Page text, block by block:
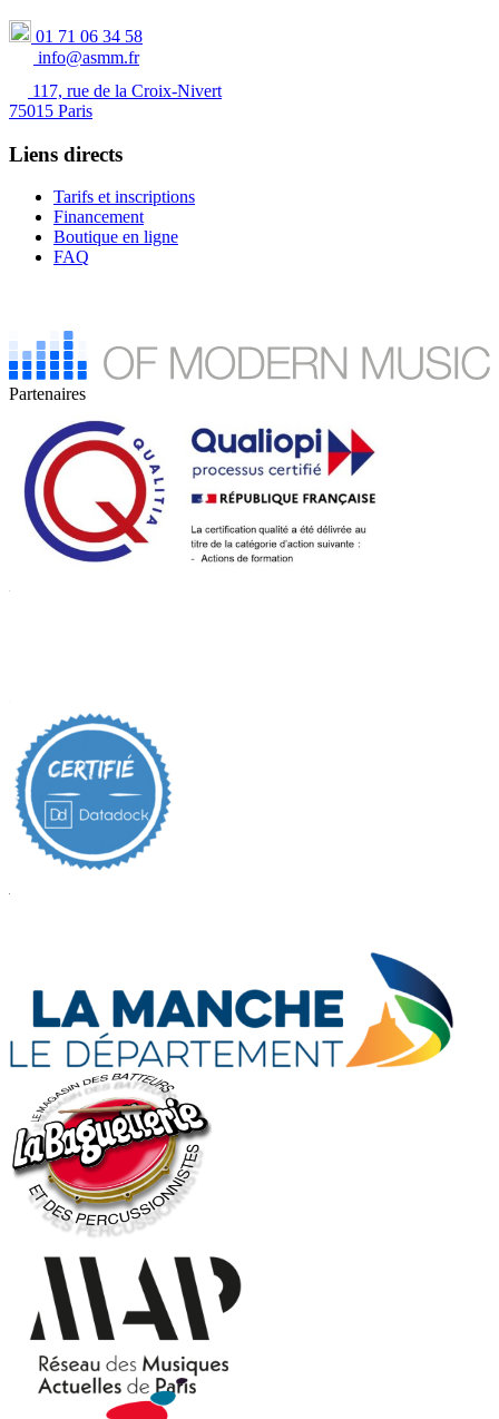
01 71 06 34 58
info@asmm.fr
117, rue de la Croix-Nivert
75015 Paris
Liens directs
Tarifs et inscriptions
Financement
Boutique en ligne
FAQ
Partenaires